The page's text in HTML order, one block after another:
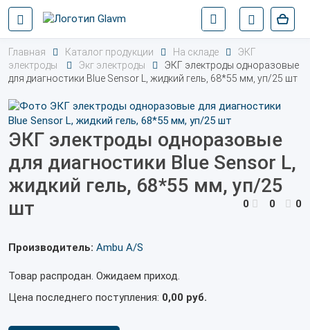
Главная Каталог продукции На складе
ЭКГ
электроды
Экг электроды
ЭКГ электроды одноразовые
для диагностики Blue Sensor L, жидкий гель, 68*55 мм, уп/25 шт
ЭКГ электроды одноразовые
для диагностики Blue Sensor L,
жидкий гель, 68*55 мм, уп/25
шт
0 0 0
Производитель: Ambu A/S
Товар распродан. Ожидаем приход.
Цена последнего поступления: 0,00 руб.